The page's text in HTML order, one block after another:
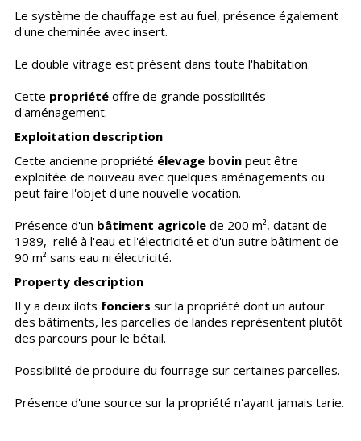
Le système de chauffage est au fuel, présence également
d'une cheminée avec insert.
Le double vitrage est présent dans toute l'habitation.
Cette propriété offre de grande possibilités
d'aménagement.
Exploitation description
Cette ancienne propriété élevage bovin peut être
exploitée de nouveau avec quelques aménagements ou
peut faire l'objet d'une nouvelle vocation.
Présence d'un bâtiment agricole de 200 m², datant de
1989, relié à l'eau et l'électricité et d'un autre bâtiment de
90 m² sans eau ni électricité.
Property description
Il y a deux ilots fonciers sur la propriété dont un autour
des bâtiments, les parcelles de landes représentent plutôt
des parcours pour le bétail.
Possibilité de produire du fourrage sur certaines parcelles.
Présence d'une source sur la propriété n'ayant jamais tarie.